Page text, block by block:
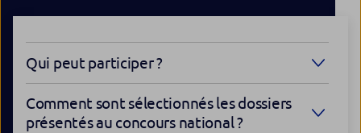
Qui peut participer ?
Comment sont sélectionnés les dossiers
présentés au concours national ?